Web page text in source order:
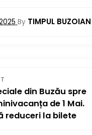
By TIMPUL BUZOIAN
din Buzău spre
de 1 Mai.
reduceri la bilete